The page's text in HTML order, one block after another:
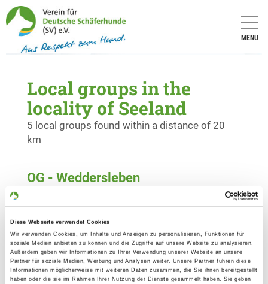
Diese Webseite verwendet Cookies
Wir verwenden Cookies, um Inhalte und Anzeigen zu personalisieren, Funktionen für
soziale Medien anbieten zu können und die Zugriffe auf unsere Website zu analysieren.
Außerdem geben wir Informationen zu Ihrer Verwendung unserer Website an unsere
Partner für soziale Medien, Werbung und Analysen weiter. Unsere Partner führen diese
Informationen möglicherweise mit weiteren Daten zusammen, die Sie ihnen bereitgestellt
haben oder die sie im Rahmen Ihrer Nutzung der Dienste gesammelt haben. Sie geben
MENU
Local groups in the
locality of Seeland
5 local groups found within a distance of 20
km
OG - Weddersleben
Details
06502 Weddersleben
OG - Staßfurt
Details
Am Strandbad
39418 Staßfurt